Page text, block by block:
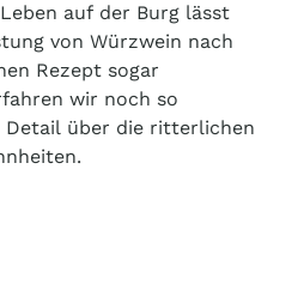
auf der Burg lässt
von Würzwein nach
Rezept sogar
wir noch so
Detail über die ritterlichen